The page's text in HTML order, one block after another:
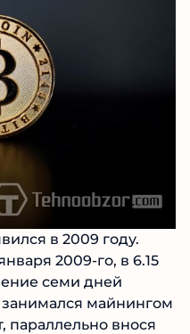
в 2009 году.
2009-го, в 6.15
семи дней
майнингом
параллельно внося